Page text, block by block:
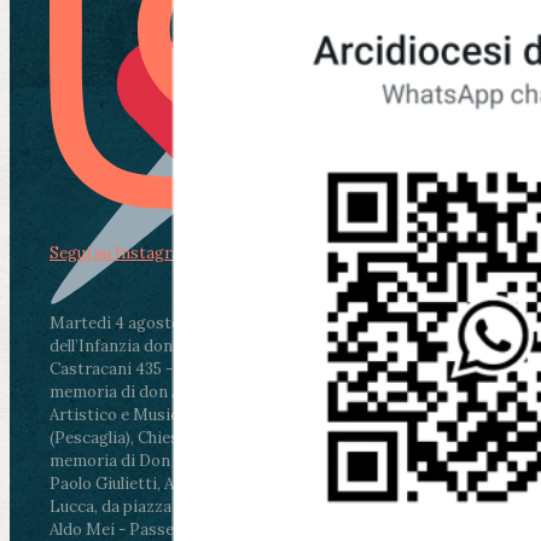
Martedì 4 agosto2026
ore 11:30 - Lucca, Scuola
dell’Infanzia don Aldo Mei - Viale Castruccio
Castracani 435 - Inaugurazione murales in
memoria di don Aldo Mei curato dal Liceo
Artistico e Musicale “Passaglia”
ore 18 - Fiano
(Pescaglia), Chiesa parrocchiale - Messa in
memoria di Don Aldo Mei celebrata da mons.
Paolo Giulietti, Arcivescovo di Lucca
ore 20.30 -
Lucca, da piazza San Michele al Cippo di don
Aldo Mei - Passeggiata della Memoria in alcuni
Segui su Instagram